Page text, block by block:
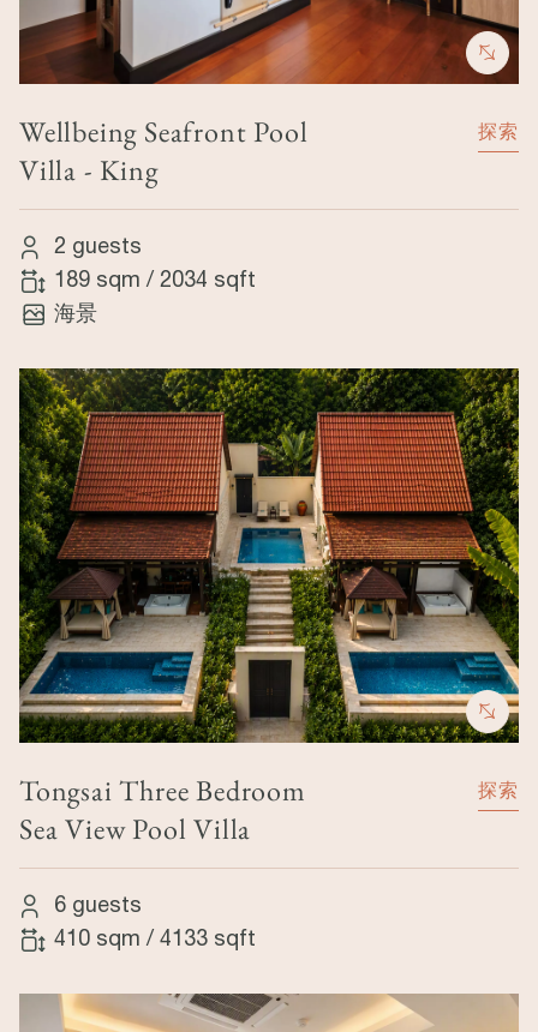
Wellbeing Seafront Pool
Villa - King
探索
2 guests
189 sqm / 2034 sqft
海景
Image
Tongsai Three Bedroom
Sea View Pool Villa
探索
6 guests
410 sqm / 4133 sqft
Image